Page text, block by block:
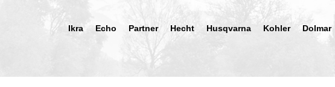
Ikra Echo Partner Hecht Husqvarna Kohler Dolmar